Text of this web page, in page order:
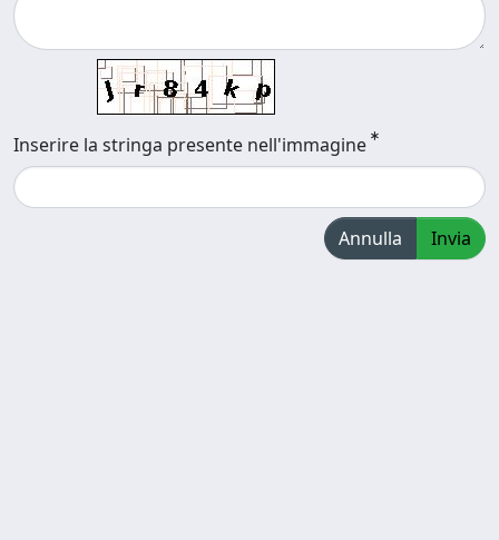
Inserire la stringa presente nell'immagine
Annulla Invia